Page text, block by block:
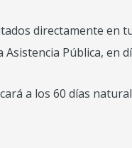
directamente en
Pública, en
a los 60 días